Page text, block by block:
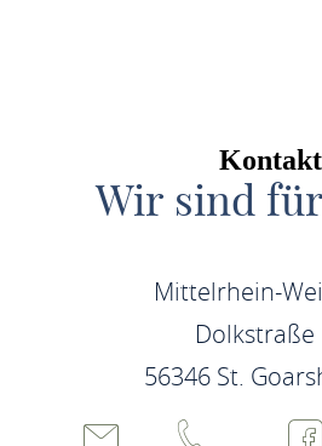
Kontakt
Wir sind
Mittelrhein-
Dolkstraße
56346 St.